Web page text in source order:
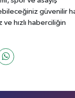
güvenilir
ve hızlı haberciliğin